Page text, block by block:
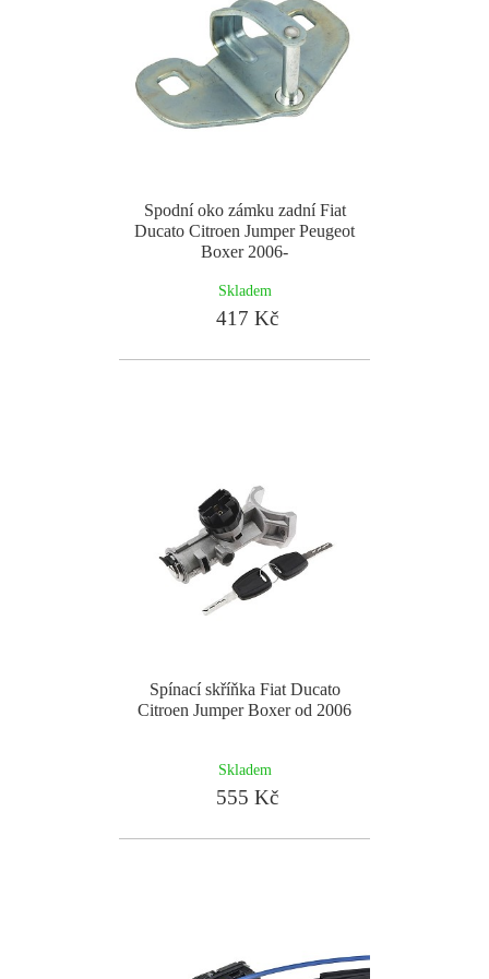
Spodní oko zámku zadní Fiat
Ducato Citroen Jumper Peugeot
Boxer 2006-
Skladem
417 Kč
Spínací skříňka Fiat Ducato
Citroen Jumper Boxer od 2006
Skladem
555 Kč